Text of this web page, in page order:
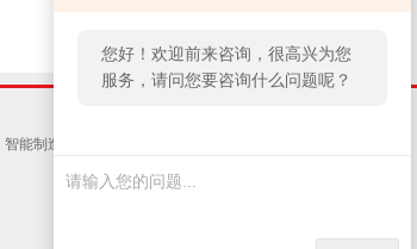
您好！欢迎前来咨询，很高兴为您
服务，请问您要咨询什么问题呢？
智能制造网